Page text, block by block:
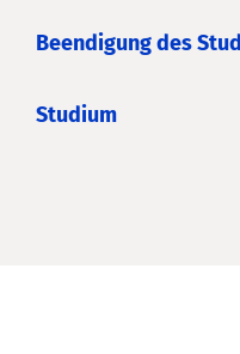
Beendigung des
Studium